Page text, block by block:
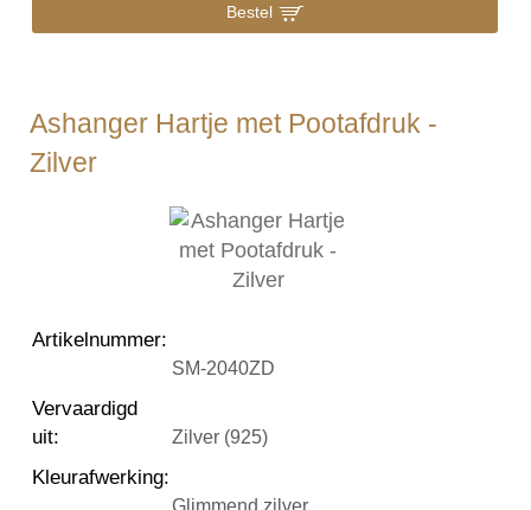
Bestel
Ashanger Hartje met Pootafdruk -
Zilver
Artikelnummer:
SM-2040ZD
Vervaardigd
uit: Zilver (925)
Kleurafwerking:
Glimmend zilver